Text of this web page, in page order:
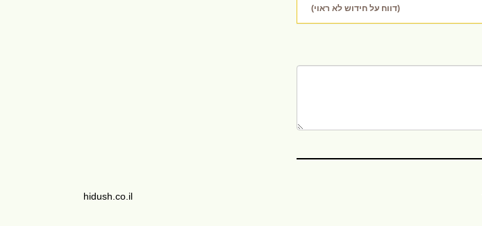
(דווח על חידוש לא ראוי)
hidush.co.il